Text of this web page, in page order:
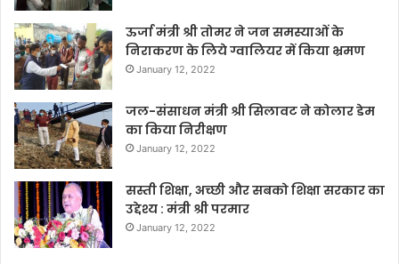
ऊर्जा मंत्री श्री तोमर ने जन समस्याओं के
निराकरण के लिये ग्वालियर में किया भ्रमण
January 12, 2022
जल-संसाधन मंत्री श्री सिलावट ने कोलार डेम
का किया निरीक्षण
January 12, 2022
सस्ती शिक्षा, अच्छी और सबको शिक्षा सरकार का
उद्देश्य : मंत्री श्री परमार
January 12, 2022